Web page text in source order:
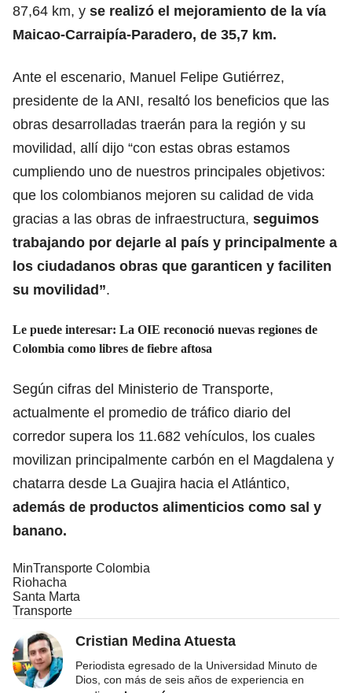
87,64 km, y se realizó el mejoramiento de la vía
Maicao-Carraipía-Paradero, de 35,7 km.
Ante el escenario, Manuel Felipe Gutiérrez,
presidente de la ANI, resaltó los beneficios que las
obras desarrolladas traerán para la región y su
movilidad, allí dijo “con estas obras estamos
cumpliendo uno de nuestros principales objetivos:
que los colombianos mejoren su calidad de vida
gracias a las obras de infraestructura, seguimos
trabajando por dejarle al país y principalmente a
los ciudadanos obras que garanticen y faciliten
su movilidad”.
Le puede interesar: La OIE reconoció nuevas regiones de
Colombia como libres de fiebre aftosa
Según cifras del Ministerio de Transporte,
actualmente el promedio de tráfico diario del
corredor supera los 11.682 vehículos, los cuales
movilizan principalmente carbón en el Magdalena y
chatarra desde La Guajira hacia el Atlántico,
además de productos alimenticios como sal y
banano.
MinTransporte Colombia
Riohacha
Santa Marta
Transporte
Cristian Medina Atuesta
Periodista egresado de la Universidad Minuto de
Dios, con más de seis años de experiencia en